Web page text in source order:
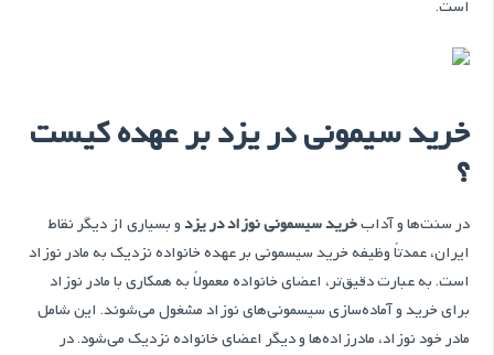
است.
خرید سیمونی در یزد بر عهده کیست
؟
در سنت‌ها و آدابخرید سیسمونی نوزاد در یزدو بسیاری از دیگر نقاط
ایران، عمدتاً وظیفه خرید سیسمونی بر عهده خانواده نزدیک به مادر نوزاد
است. به عبارت دقیق‌تر، اعضای خانواده معمولاً به همکاری با مادر نوزاد
برای خرید و آماده‌سازی سیسمونی‌های نوزاد مشغول می‌شوند. این شامل
مادر خود نوزاد، مادرزاده‌ها و دیگر اعضای خانواده نزدیک می‌شود. در